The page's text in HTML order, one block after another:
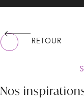
RETOUR
Nos